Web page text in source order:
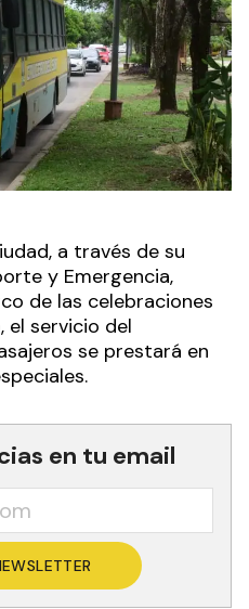
a través de su
y Emergencia,
de las celebraciones
el servicio del
se prestará en
en tu email